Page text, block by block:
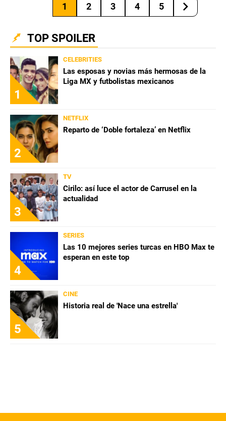
1 2 3 4 5
TOP SPOILER
1
CELEBRITIES
Las esposas y novias más hermosas de la
Liga MX y futbolistas mexicanos
2
NETFLIX
Reparto de ‘Doble fortaleza’ en Netflix
3
TV
Cirilo: así luce el actor de Carrusel en la
actualidad
4
SERIES
Las 10 mejores series turcas en HBO Max te
esperan en este top
5
CINE
Historia real de 'Nace una estrella'